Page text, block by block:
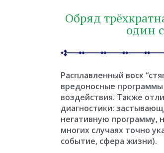
Обряд
один
Расплавленный воск
вредоносные
воздействия. Также
диагностики:
негативную программу,
многих случаях точно
событие, сфера жизни).